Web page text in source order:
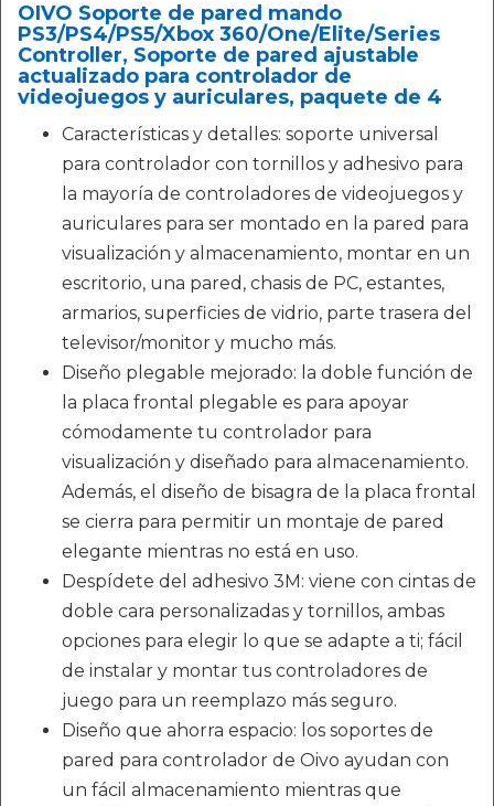
OIVO Soporte de pared mando
PS3/PS4/PS5/Xbox 360/One/Elite/Series
Controller, Soporte de pared ajustable
actualizado para controlador de
videojuegos y auriculares, paquete de 4
Características y detalles: soporte universal
para controlador con tornillos y adhesivo para
la mayoría de controladores de videojuegos y
auriculares para ser montado en la pared para
visualización y almacenamiento, montar en un
escritorio, una pared, chasis de PC, estantes,
armarios, superficies de vidrio, parte trasera del
televisor/monitor y mucho más.
Diseño plegable mejorado: la doble función de
la placa frontal plegable es para apoyar
cómodamente tu controlador para
visualización y diseñado para almacenamiento.
Además, el diseño de bisagra de la placa frontal
se cierra para permitir un montaje de pared
elegante mientras no está en uso.
Despídete del adhesivo 3M: viene con cintas de
doble cara personalizadas y tornillos, ambas
opciones para elegir lo que se adapte a ti; fácil
de instalar y montar tus controladores de
juego para un reemplazo más seguro.
Diseño que ahorra espacio: los soportes de
pared para controlador de Oivo ayudan con
un fácil almacenamiento mientras que